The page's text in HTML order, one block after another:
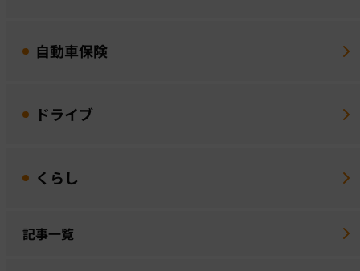
自動車保険
ドライブ
くらし
記事一覧